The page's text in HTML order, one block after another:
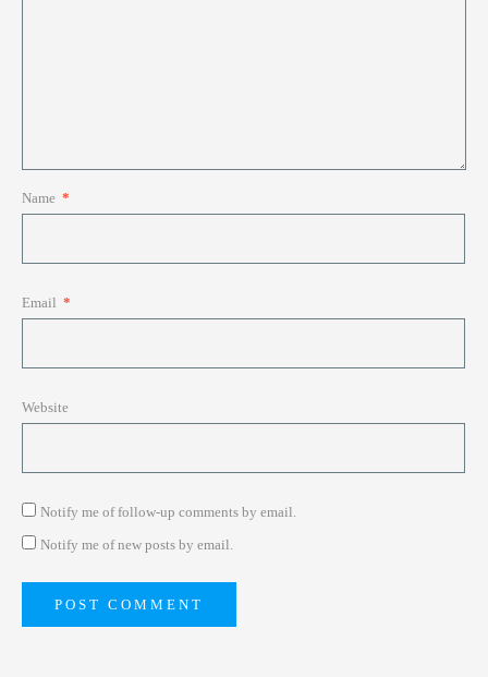
Name *
Email *
Website
Notify me of follow-up comments by email.
Notify me of new posts by email.